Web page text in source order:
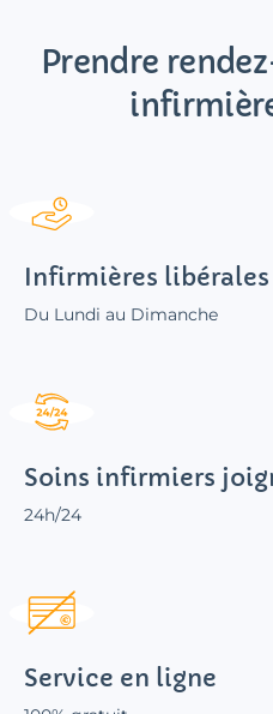
Prendre
Infirmières
Du Lundi au Dimanche
Soins infirmiers
24h/24
Service en ligne